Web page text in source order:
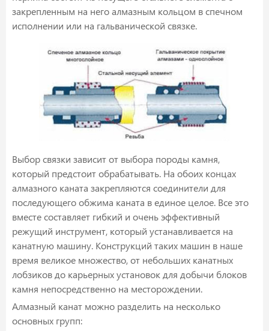
закрепленным на него алмазным кольцом в спечном
исполнении или на гальванической связке.
Выбор связки зависит от выбора породы камня,
который предстоит обрабатывать. На обоих концах
алмазного каната закрепляются соединители для
последующего обжима каната в единое целое. Все это
вместе составляет гибкий и очень эффективный
режущий инструмент, который устанавливается на
канатную машину. Конструкций таких машин в наше
время великое множество, от небольших канатных
лобзиков до карьерных установок для добычи блоков
камня непосредственно на месторождении.
Алмазный канат можно разделить на несколько
основных групп: